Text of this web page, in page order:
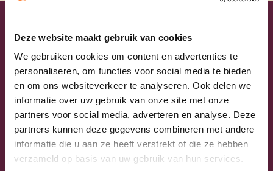
Deze website maakt gebruik van cookies
We gebruiken cookies om content en advertenties te
personaliseren, om functies voor social media te bieden
en om ons websiteverkeer te analyseren. Ook delen we
informatie over uw gebruik van onze site met onze
partners voor social media, adverteren en analyse. Deze
partners kunnen deze gegevens combineren met andere
informatie die u aan ze heeft verstrekt of die ze hebben
verzameld op basis van uw gebruik van hun services.
Uw lijsttrekkers